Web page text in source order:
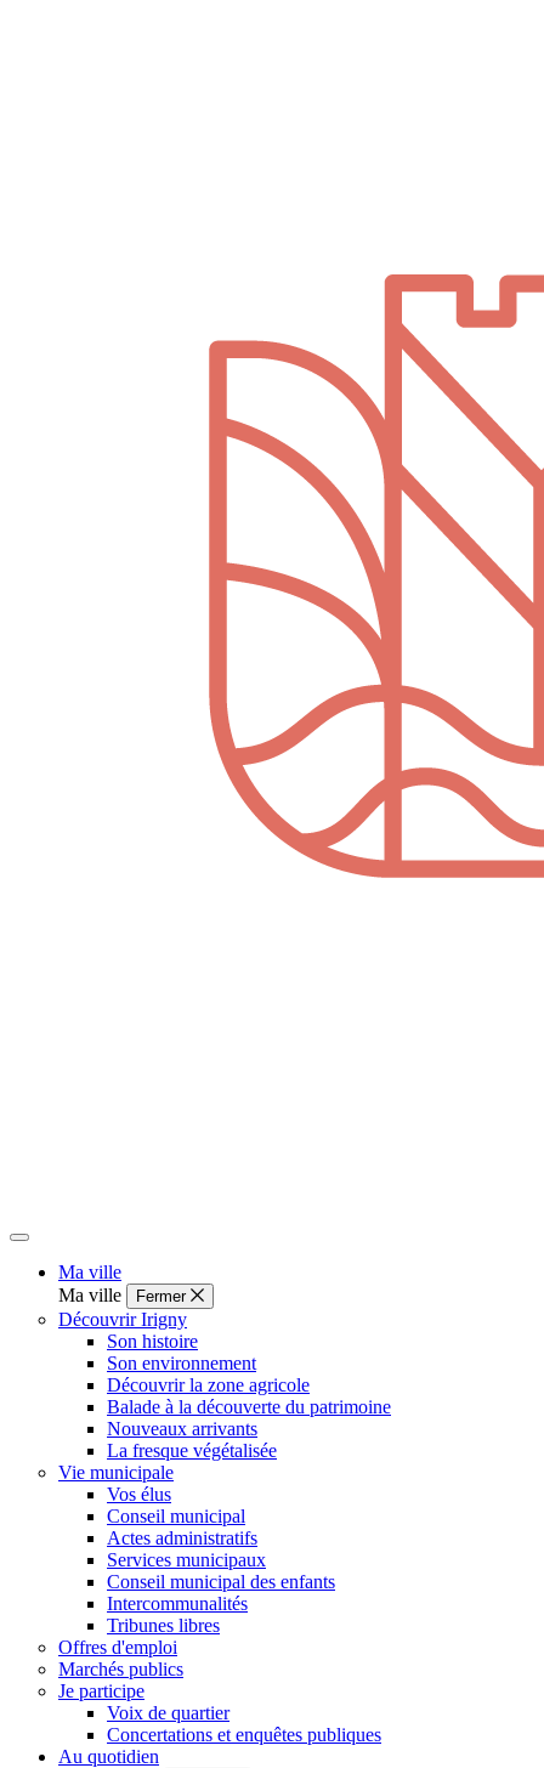
Ma ville
Ma ville
Fermer
Découvrir Irigny
Son histoire
Son environnement
Découvrir la zone agricole
Balade à la découverte du patrimoine
Nouveaux arrivants
La fresque végétalisée
Vie municipale
Vos élus
Conseil municipal
Actes administratifs
Services municipaux
Conseil municipal des enfants
Intercommunalités
Tribunes libres
Offres d'emploi
Marchés publics
Je participe
Voix de quartier
Concertations et enquêtes publiques
Au quotidien